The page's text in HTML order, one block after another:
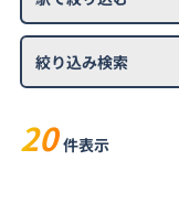
絞り込み検索
20 件表示